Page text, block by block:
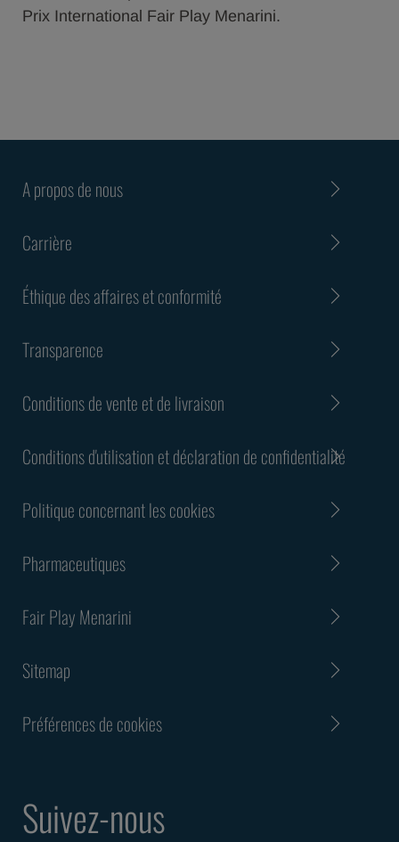
Prix International Fair Play Menarini.
A propos de nous
Carrière
Éthique des affaires et conformité
Transparence
Conditions de vente et de livraison
Conditions d'utilisation et déclaration de confidentialité
Politique concernant les cookies
Pharmaceutiques
Fair Play Menarini
Sitemap
Préférences de cookies
Suivez-nous